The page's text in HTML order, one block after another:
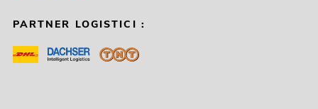
PARTNER LOGISTICI :